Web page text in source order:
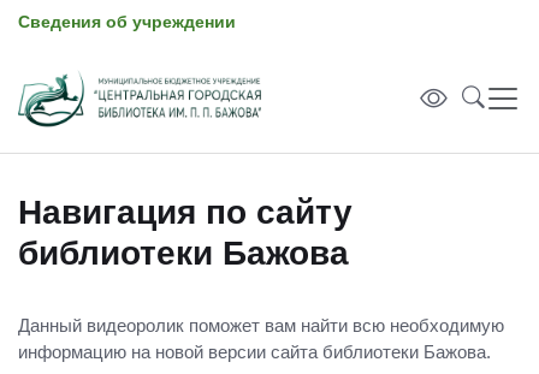
Сведения об учреждении
Навигация по сайту
библиотеки Бажова
Данный видеоролик поможет вам найти всю необходимую
информацию на новой версии сайта библиотеки Бажова.